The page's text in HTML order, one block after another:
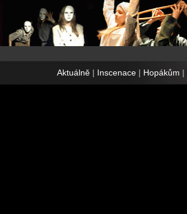
Aktuálně| Inscenace| Hopákům |